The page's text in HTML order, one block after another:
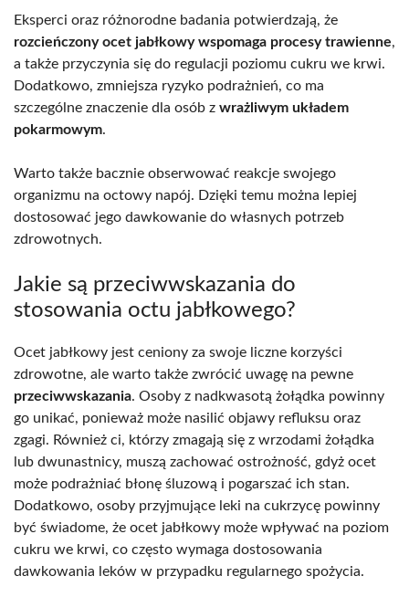
Eksperci oraz różnorodne badania potwierdzają, że
rozcieńczony ocet jabłkowy wspomaga procesy trawienne,
a także przyczynia się do regulacji poziomu cukru we krwi.
Dodatkowo, zmniejsza ryzyko podrażnień, co ma
szczególne znaczenie dla osób z wrażliwym układem
pokarmowym.
Warto także bacznie obserwować reakcje swojego
organizmu na octowy napój. Dzięki temu można lepiej
dostosować jego dawkowanie do własnych potrzeb
zdrowotnych.
Jakie są przeciwwskazania do
stosowania octu jabłkowego?
Ocet jabłkowy jest ceniony za swoje liczne korzyści
zdrowotne, ale warto także zwrócić uwagę na pewne
przeciwwskazania. Osoby z nadkwasotą żołądka powinny
go unikać, ponieważ może nasilić objawy refluksu oraz
zgagi. Również ci, którzy zmagają się z wrzodami żołądka
lub dwunastnicy, muszą zachować ostrożność, gdyż ocet
może podrażniać błonę śluzową i pogarszać ich stan.
Dodatkowo, osoby przyjmujące leki na cukrzycę powinny
być świadome, że ocet jabłkowy może wpływać na poziom
cukru we krwi, co często wymaga dostosowania
dawkowania leków w przypadku regularnego spożycia.